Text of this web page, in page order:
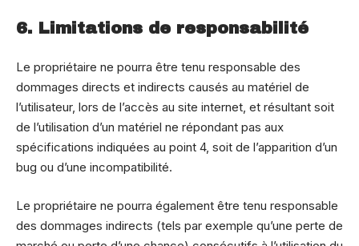
6. Limitations de responsabilité
Le propriétaire ne pourra être tenu responsable des
dommages directs et indirects causés au matériel de
l’utilisateur, lors de l’accès au site internet, et résultant soit
de l’utilisation d’un matériel ne répondant pas aux
spécifications indiquées au point 4, soit de l’apparition d’un
bug ou d’une incompatibilité.
Le propriétaire ne pourra également être tenu responsable
des dommages indirects (tels par exemple qu’une perte de